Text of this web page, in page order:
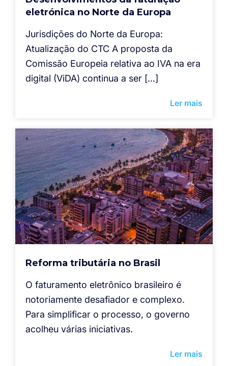
eletrónica no Norte da Europa
Jurisdições do Norte da Europa:
Atualização do CTC A proposta da
Comissão Europeia relativa ao IVA na era
digital (ViDA) continua a ser […]
Ler mais
Reforma tributária no Brasil
O faturamento eletrônico brasileiro é
notoriamente desafiador e complexo.
Para simplificar o processo, o governo
acolheu várias iniciativas.
Ler mais